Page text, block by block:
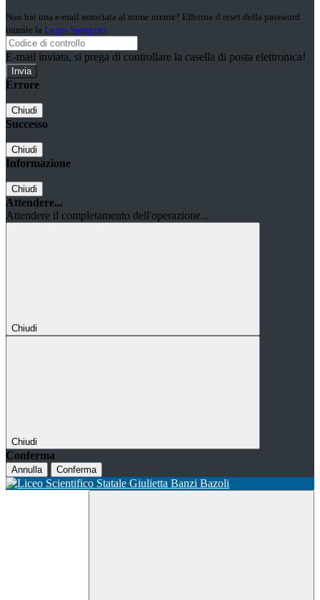
Non hai una e-mail associata al nome utente? Effettua il reset della password
tramite la Login Spaggiari
E-mail inviata, si prega di controllare la casella di posta elettronica!
Errore
Chiudi
Successo
Chiudi
Informazione
Chiudi
Attendere...
Attendere il completamento dell'operazione...
Chiudi
Chiudi
Conferma
Annulla Conferma